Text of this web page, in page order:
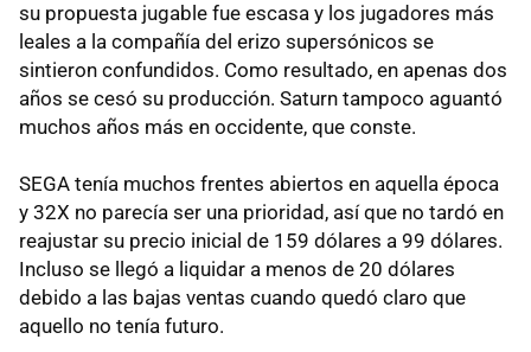
su propuesta jugable fue escasa y los jugadores más
leales a la compañía del erizo supersónicos se
sintieron confundidos. Como resultado, en apenas dos
años se cesó su producción. Saturn tampoco aguantó
muchos años más en occidente, que conste.
SEGA tenía muchos frentes abiertos en aquella época
y 32X no parecía ser una prioridad, así que no tardó en
reajustar su precio inicial de 159 dólares a 99 dólares.
Incluso se llegó a liquidar a menos de 20 dólares
debido a las bajas ventas cuando quedó claro que
aquello no tenía futuro.